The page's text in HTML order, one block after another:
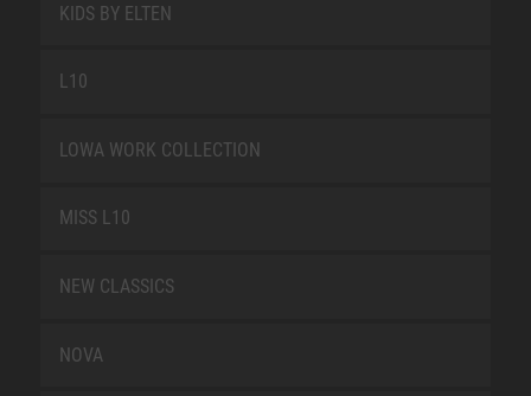
KIDS BY ELTEN
L10
LOWA WORK COLLECTION
MISS L10
NEW CLASSICS
NOVA